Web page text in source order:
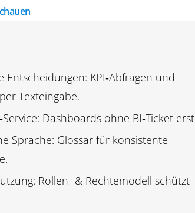
Entscheidungen: KPI‑Abfragen und
Texteingabe.
Dashboards ohne BI‑Ticket
Sprache: Glossar für konsistente
Rollen- & Rechtemodell schützt